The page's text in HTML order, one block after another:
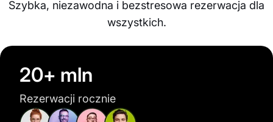
Szybka, niezawodna i bezstresowa rezerwacja dla
wszystkich.
20+ mln
Rezerwacji rocznie